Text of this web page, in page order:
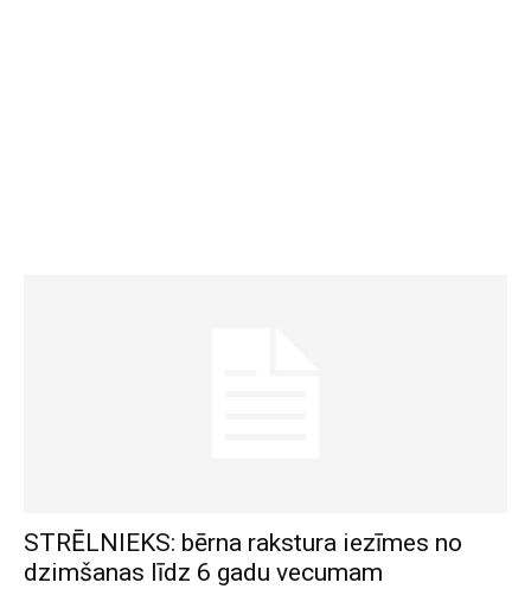
STRĒLNIEKS: bērna rakstura iezīmes no
dzimšanas līdz 6 gadu vecumam